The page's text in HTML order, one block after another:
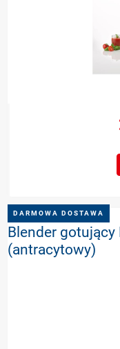
Blender gotujący
(antracytowy)
DARMOWA DOSTAWA